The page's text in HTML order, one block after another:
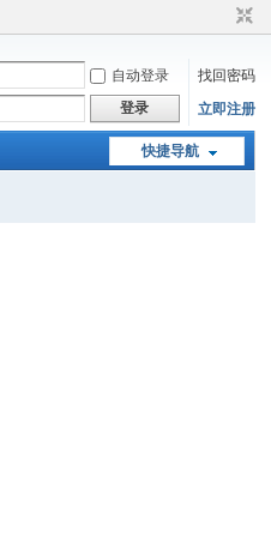
自动登录
找回密码
登录 立即注册
快捷导航